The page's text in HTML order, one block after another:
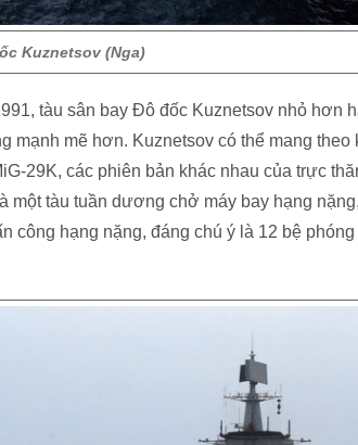
Kuznetsov (Nga)
tàu sân bay Đô đốc Kuznetsov nhỏ hơn
mạnh mẽ hơn. Kuznetsov có thể mang theo
29K, các phiên bản khác nhau của trực
tàu tuần dương chở máy bay hạng
công hạng nặng, đáng chú ý là 12 bệ